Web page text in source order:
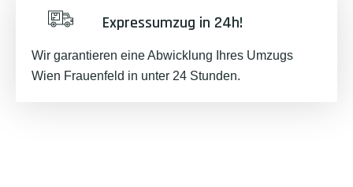
Expressumzug in 24h!
Wir garantieren eine Abwicklung Ihres Umzugs
Wien Frauenfeld in unter 24 Stunden.